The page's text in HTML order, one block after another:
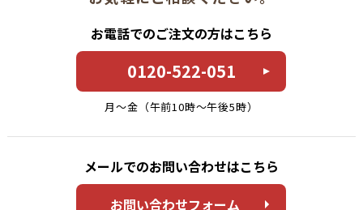
お電話でのご注文の方はこちら
0120-522-051
月〜金（午前10時〜午後5時）
メールでのお問い合わせはこちら
お問い合わせフォーム